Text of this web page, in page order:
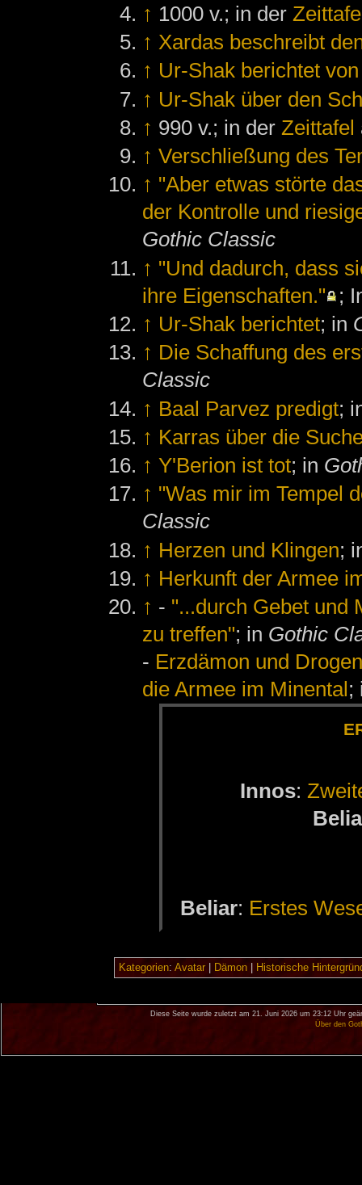
↑ 1000 v.; in der
↑ Xardas beschreibt
↑ Ur-Shak berichtet
↑ Ur-Shak über den
↑ 990 v.; in derZeittafel
↑ Verschließung des
↑ "Aber etwas störte
der Kontrolle und
Gothic Classic
↑ "Und dadurch, dass
ihre Eigenschaften."
;
↑ Ur-Shak berichtet; in
↑ Die Schaffung des
Classic
↑ Baal Parvez predigt;
↑ Karras über die
↑ Y'Berion ist tot; in
↑ "Was mir im Tempel
Classic
↑ Herzen und Klingen;
↑ Herkunft der Armee
↑ - "...durch Gebet und
zu treffen"; in Gothic
- Erzdämon und
die Armee im Minental;
In­nos:
Be­li­ar: Ers­tes
Kategorien: Avatar| Dämon| Historische
Diese Seite wurde zuletzt am 21. Juni 2026 um 23:12 Uhr
Über den